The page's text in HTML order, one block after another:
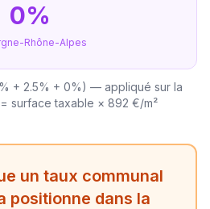
0%
Rhône-Alpes
+ 2.5% + 0%) — appliqué sur la
surface taxable × 892 €/m²
un taux communal
positionne dans la